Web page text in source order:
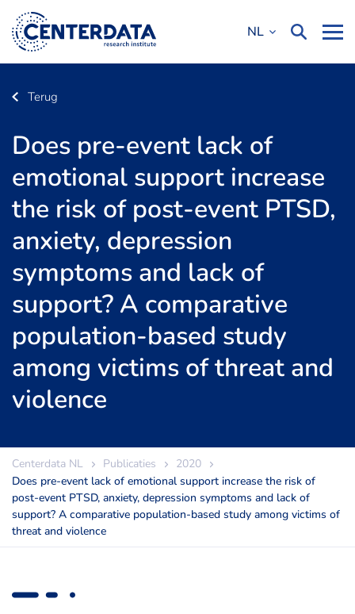
NL
Terug
Does pre-event lack of
emotional support increase
the risk of post-event PTSD,
anxiety, depression
symptoms and lack of
support? A comparative
population-based study
among victims of threat and
violence
Centerdata NL Publicaties
2020
Does pre-event lack of emotional support increase the risk of
post-event PTSD, anxiety, depression symptoms and lack of
support? A comparative population-based study among victims of
threat and violence